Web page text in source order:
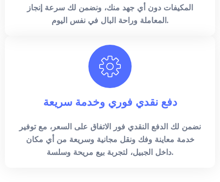
المكيفات دون أي جهد منك، ونضمن لك سرعة إنجاز
المعاملة وراحة البال في نفس اليوم.
دفع نقدي فوري وخدمة سريعة
نضمن لك الدفع النقدي فور الاتفاق على السعر، مع توفير
خدمة معاينة وفك ونقل مجانية وسريعة من أي مكان
داخل الجبيل، لتجربة بيع مريحة وسلسة.